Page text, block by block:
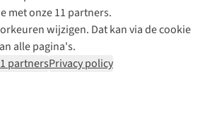
met onze 11 partners.
wijzigen. Dat kan via de cookie
alle pagina's.
partnersPrivacy policy